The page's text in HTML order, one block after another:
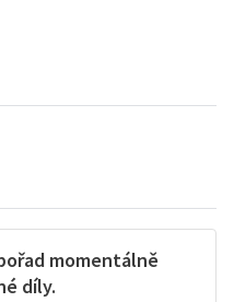
momentálně
díly.